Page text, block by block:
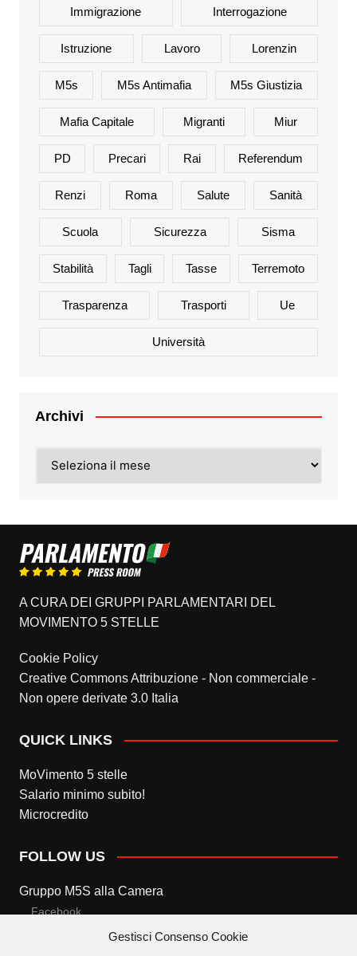
Gestisci Consenso Cookie
Immigrazione Interrogazione
Istruzione Lavoro Lorenzin
M5s M5s Antimafia M5s Giustizia
Mafia Capitale Migranti Miur
PD Precari Rai Referendum
Renzi Roma Salute Sanità
Scuola Sicurezza Sisma
Stabilità Tagli Tasse Terremoto
Trasparenza Trasporti Ue
Università
Archivi
A CURA DEI GRUPPI PARLAMENTARI DEL
MOVIMENTO 5 STELLE
Cookie Policy
Creative Commons Attribuzione - Non commerciale -
Non opere derivate 3.0 Italia
QUICK LINKS
MoVimento 5 stelle
Salario minimo subito!
Microcredito
FOLLOW US
Gruppo M5S alla Camera
Facebook